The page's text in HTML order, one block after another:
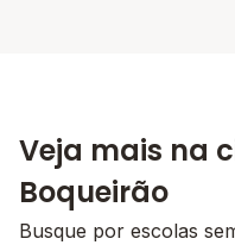
Veja mais na
Boqueirão
Busque por escolas